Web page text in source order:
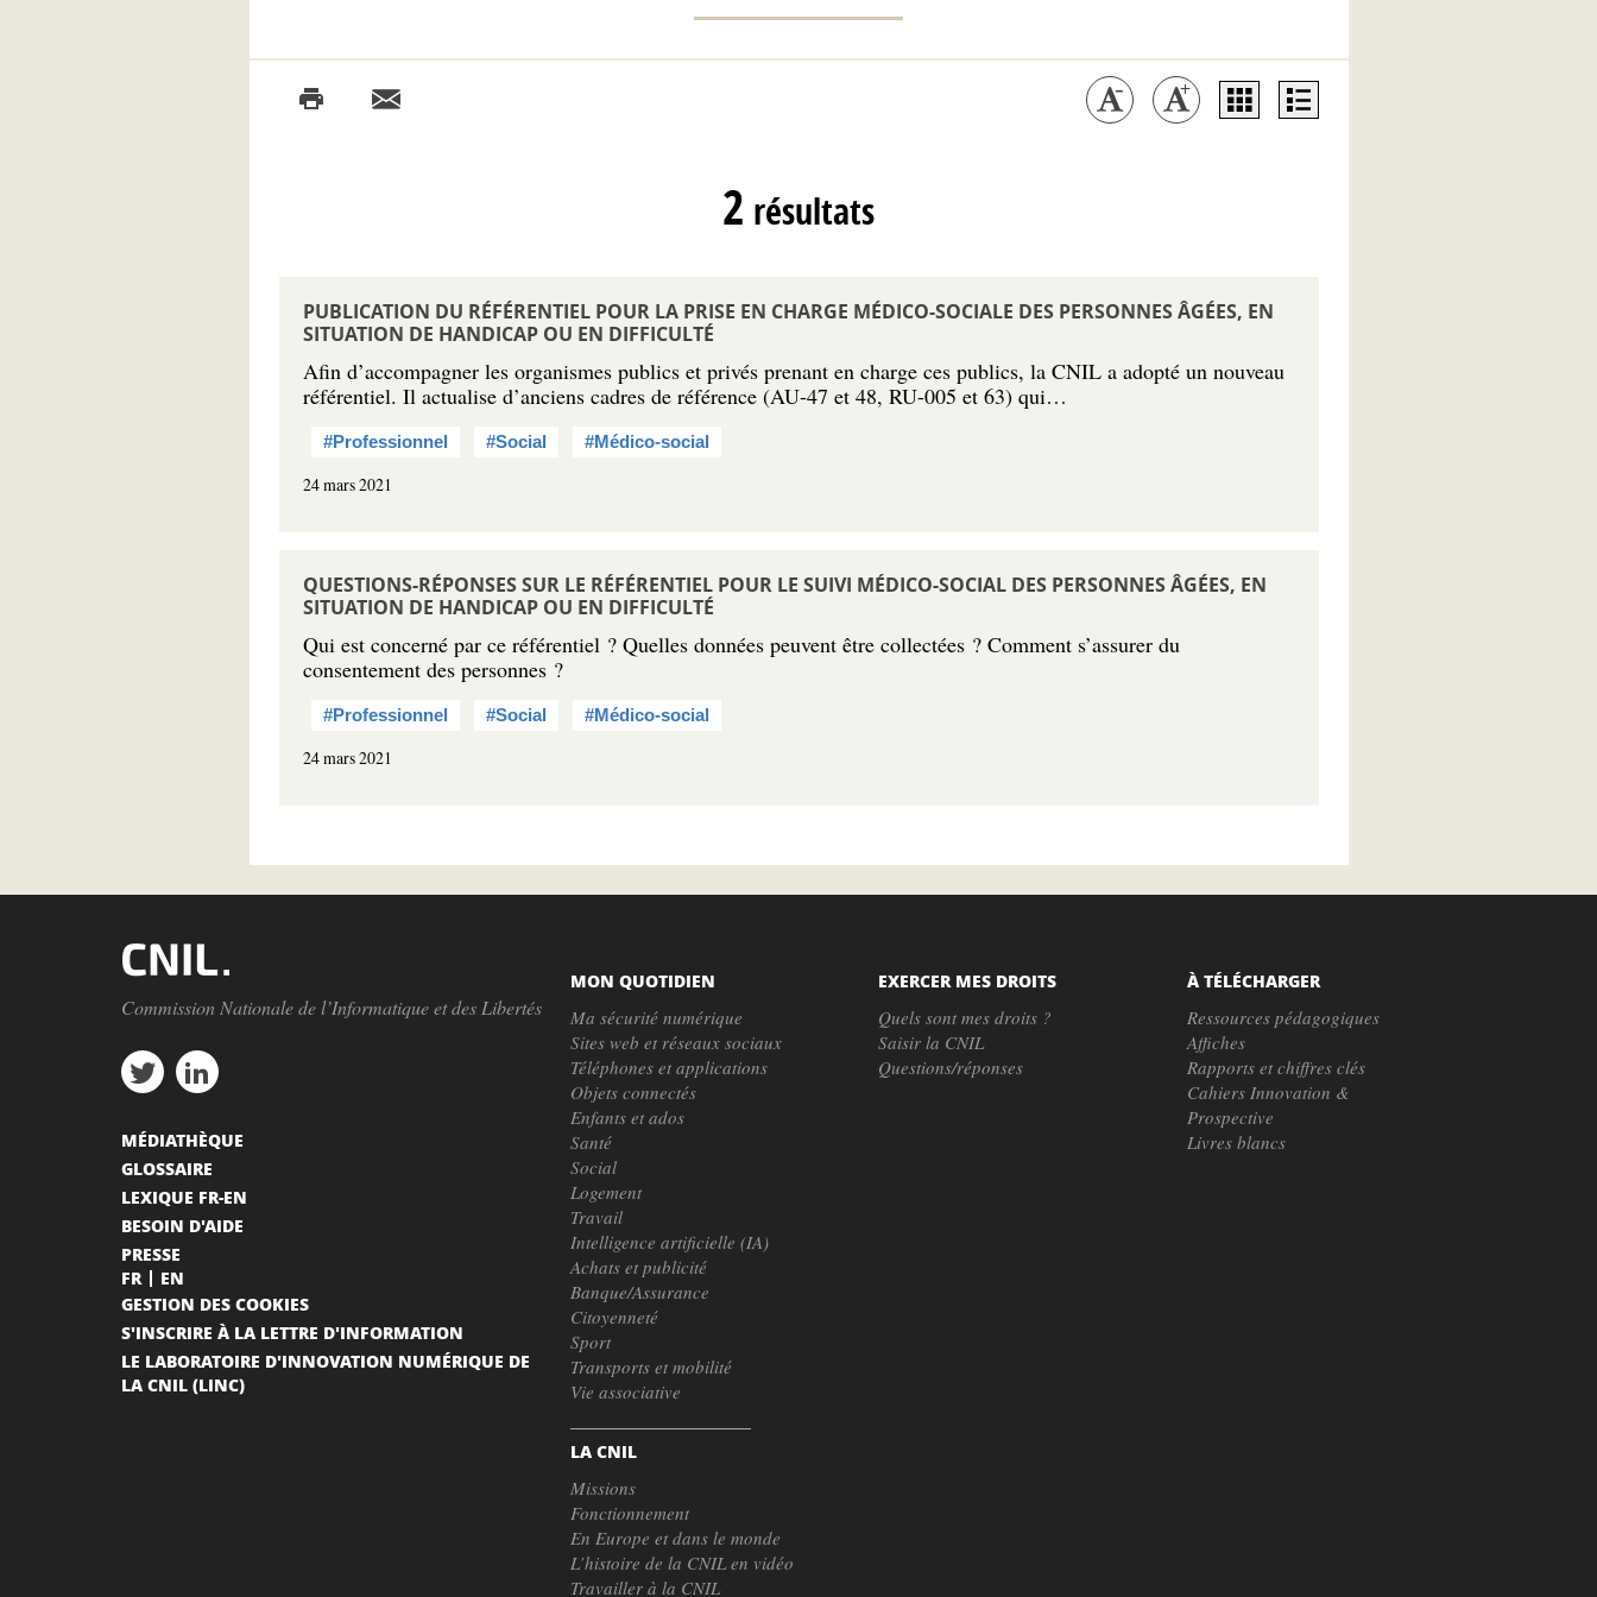
2 résultats
PUBLICATION DU RÉFÉRENTIEL POUR LA PRISE EN CHARGE MÉDICO-SOCIALE DES PERSONNES ÂGÉES, EN
SITUATION DE HANDICAP OU EN DIFFICULTÉ
Afin d’accompagner les organismes publics et privés prenant en charge ces publics, la CNIL a adopté un nouveau
référentiel. Il actualise d’anciens cadres de référence (AU-47 et 48, RU-005 et 63) qui…
#Professionnel #Social #Médico-social
24 mars 2021
QUESTIONS-RÉPONSES SUR LE RÉFÉRENTIEL POUR LE SUIVI MÉDICO-SOCIAL DES PERSONNES ÂGÉES, EN
SITUATION DE HANDICAP OU EN DIFFICULTÉ
Qui est concerné par ce référentiel ? Quelles données peuvent être collectées ? Comment s’assurer du
consentement des personnes ?
#Professionnel #Social #Médico-social
24 mars 2021
Commission Nationale de l’Informatique et des Libertés
MON QUOTIDIEN
Ma sécurité numérique
Sites web et réseaux sociaux
Téléphones et applications
Objets connectés
Enfants et ados
Santé
Social
Logement
Travail
Intelligence artificielle (IA)
Achats et publicité
Banque/Assurance
Citoyenneté
Sport
Transports et mobilité
Vie associative
LA CNIL
Missions
Fonctionnement
En Europe et dans le monde
L’histoire de la CNIL en vidéo
Travailler à la CNIL
EXERCER MES DROITS
Quels sont mes droits ?
Saisir la CNIL
Questions/réponses
À TÉLÉCHARGER
Ressources pédagogiques
Affiches
Rapports et chiffres clés
Cahiers Innovation &
Prospective
Livres blancs
MÉDIATHÈQUE
GLOSSAIRE
LEXIQUE FR-EN
BESOIN D'AIDE
PRESSE
FR
EN
GESTION DES COOKIES
S'INSCRIRE À LA LETTRE D'INFORMATION
LE LABORATOIRE D'INNOVATION NUMÉRIQUE DE
LA CNIL (LINC)